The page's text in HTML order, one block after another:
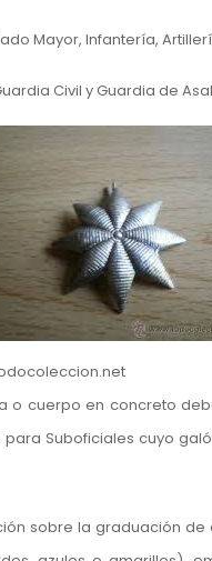
Mayor, Infantería,
Civil y Guardia de
o cuerpo en concreto
Suboficiales cuyo
sobre la graduación